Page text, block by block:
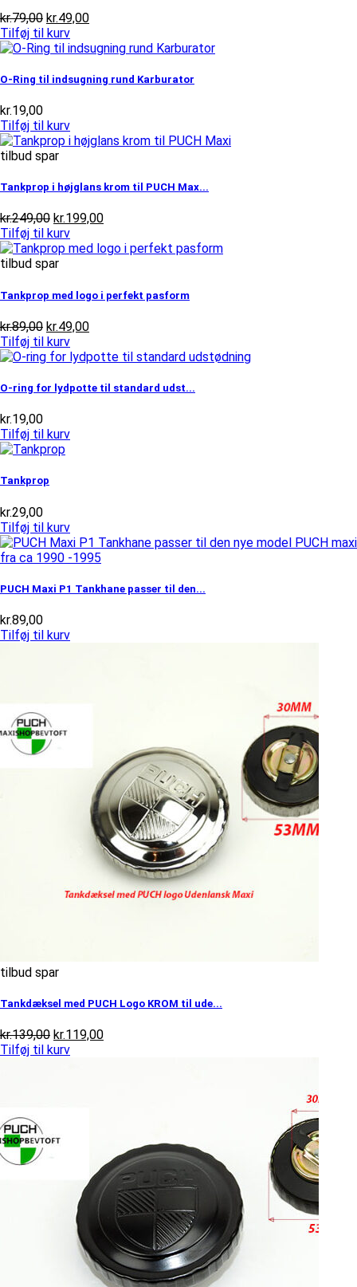
kr.79,00 Den
oprindelige
pris
kr.79,00.
kr.49,00Den
pris
kr.49,00.
Tilføj til kurv
O-Ring til indsugning rund Karburator
kr.19,00
Tilføj til kurv
tilbud spar
Tankprop i højglans krom til PUCH Max...
kr.249,00 Den
oprindelige
pris
var:
kr.199,00Den
pris
Tilføj til kurv
tilbud spar
Tankprop med logo i perfekt pasform
kr.89,00 Den
oprindelige
pris
kr.89,00.
kr.49,00Den
pris
kr.49,00.
Tilføj til kurv
O-ring for lydpotte til standard udst...
kr.19,00
Tilføj til kurv
Tankprop
kr.29,00
Tilføj til kurv
PUCH Maxi P1 Tankhane passer til den...
kr.89,00
Tilføj til kurv
tilbud spar
Tankdæksel med PUCH Logo KROM til ude...
kr.139,00 Den
oprindelige
kr.119,00Den
Tilføj til kurv